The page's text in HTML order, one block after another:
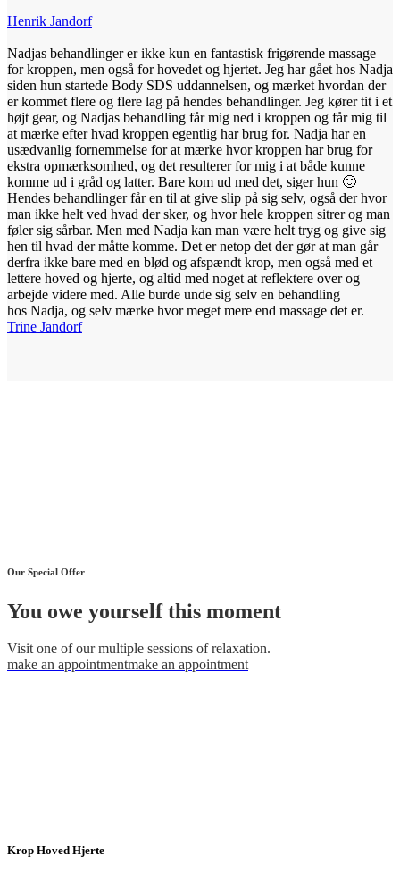
Henrik Jandorf
Nadjas behandlinger er ikke kun en fantastisk frigørende massage
for kroppen, men også for hovedet og hjertet. Jeg har gået hos Nadja
siden hun startede Body SDS uddannelsen, og mærket hvordan der
er kommet flere og flere lag på hendes behandlinger. Jeg kører tit i et
højt gear, og Nadjas behandling får mig ned i kroppen og får mig til
at mærke efter hvad kroppen egentlig har brug for. Nadja har en
usædvanlig fornemmelse for at mærke hvor kroppen har brug for
ekstra opmærksomhed, og det resulterer for mig i at både kunne
komme ud i gråd og latter. Bare kom ud med det, siger hun 🙂
Hendes behandlinger får en til at give slip på sig selv, også der hvor
man ikke helt ved hvad der sker, og hvor hele kroppen sitrer og man
føler sig sårbar. Men med Nadja kan man være helt tryg og give sig
hen til hvad der måtte komme. Det er netop det der gør at man går
derfra ikke bare med en blød og afspændt krop, men også med et
lettere hoved og hjerte, og altid med noget at reflektere over og
arbejde videre med. Alle burde unde sig selv en behandling
hos Nadja, og selv mærke hvor meget mere end massage det er.
Trine Jandorf
Our Special Offer
You owe yourself this moment
Visit one of our multiple sessions of relaxation.
make an appointmentmake an appointment
Krop Hoved Hjerte